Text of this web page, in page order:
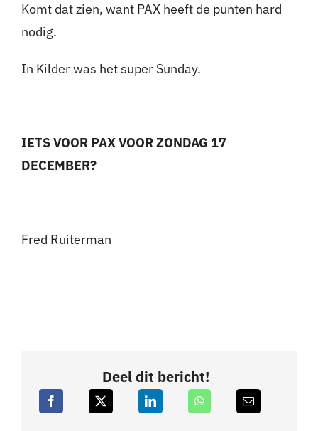
Komt dat zien, want PAX heeft de punten hard
nodig.
In Kilder was het super Sunday.
IETS VOOR PAX VOOR ZONDAG 17
DECEMBER?
Fred Ruiterman
Deel dit bericht!